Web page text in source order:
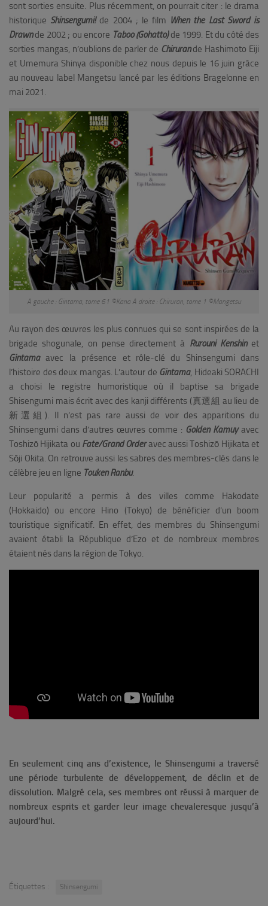
sont sorties ensuite. Plus récemment, on pourrait citer : le drama
historique Shinsengumi!de 2004 ; le film When the Last Sword is
Drawnde 2002 ; ou encore Taboo (Gohatto)de 1999. Et du côté des
sorties mangas, n’oublions de parler de Chirurande Hashimoto Eiji
et Umemura Shinya disponible chez nous depuis le 16 juin grâce
au nouveau label Mangetsu lancé par les éditions Bragelonne en
mai 2021.
A gauche : Gintama, tome 61 ©Kana A droite : Chiruran, tome 1 ©Mangetsu
Au rayon des œuvres les plus connues qui se sont inspirées de la
brigade shogunale, on pense directement à Rurouni Kenshinet
Gintamaavec la présence et rôle-clé du Shinsengumi dans
l’histoire des deux mangas. L’auteur de Gintama, Hideaki SORACHI
a choisi le registre humoristique où il baptise sa brigade
Shisengumi mais écrit avec des kanji différents (真選組 au lieu de
新選組 ). Il n’est pas rare aussi de voir des apparitions du
Shinsengumi dans d’autres œuvres comme : Golden Kamuyavec
Toshizō Hijikata ou Fate/Grand Orderavec aussi Toshizō Hijikata et
Sōji Okita. On retrouve aussi les sabres des membres-clés dans le
célèbre jeu en ligne Touken Ranbu.
Leur popularité a permis à des villes comme Hakodate
(Hokkaido) ou encore Hino (Tokyo) de bénéficier d’un boom
touristique significatif. En effet, des membres du Shinsengumi
avaient établi la République d’Ezo et de nombreux membres
étaient nés dans la région de Tokyo.
En seulement cinq ans d’existence, le Shinsengumi a traversé
une période turbulente de développement, de déclin et de
dissolution. Malgré cela, ses membres ont réussi à marquer de
nombreux esprits et garder leur image chevaleresque jusqu’à
aujourd’hui.
Étiquettes : Shinsengumi